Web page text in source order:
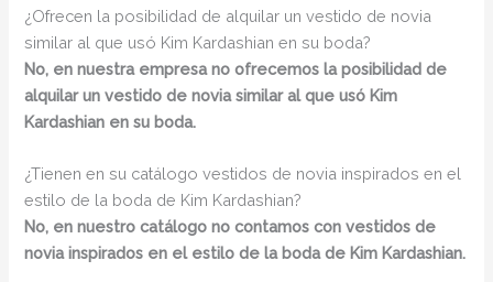
¿Ofrecen la posibilidad de alquilar un vestido de novia
similar al que usó Kim Kardashian en su boda?
No, en nuestra empresa no ofrecemos la posibilidad de
alquilar un vestido de novia similar al que usó Kim
Kardashian en su boda.
¿Tienen en su catálogo vestidos de novia inspirados en el
estilo de la boda de Kim Kardashian?
No, en nuestro catálogo no contamos con vestidos de
novia inspirados en el estilo de la boda de Kim Kardashian.